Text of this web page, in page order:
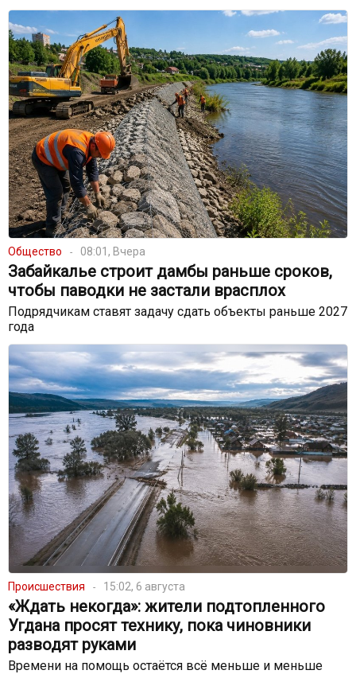
Общество 08:01, Вчера
Забайкалье строит дамбы раньше сроков,
чтобы паводки не застали врасплох
Подрядчикам ставят задачу сдать объекты раньше 2027
года
Происшествия 15:02, 6 августа
«Ждать некогда»: жители подтопленного
Угдана просят технику, пока чиновники
разводят руками
Времени на помощь остаётся всё меньше и меньше